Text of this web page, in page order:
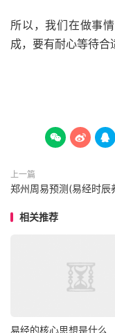
所以，我们在做事
成，要有耐心等待合
  
上一篇
郑州周易预测(易经时辰
相关推荐
易经的核心思想是什么